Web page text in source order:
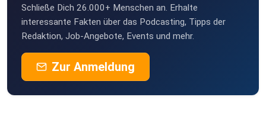
Majestix
kolmatux
Dortmund-Wickede
Schließe Dich 26.000+ Menschen an. Erhalte
interessante Fakten über das Podcasting, Tipps der
Redaktion, Job-Angebote, Events und mehr.
Zur Anmeldung